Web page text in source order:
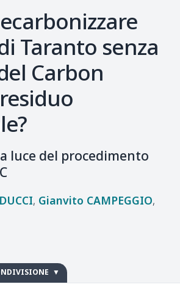
Taranto senza
Carbon
luce del procedimento
Gianvito CAMPEGGIO